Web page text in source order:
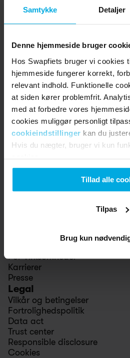
Samtykke Detaljer
Denne hjemmeside bruger
Hos Swapfiets bruger vi cookies
hjemmeside fungerer korrekt,
relevant indhold. Funktionelle
at siden kører problemfrit.
med at forbedre vores
cookies muliggør personligt
cookieindstillinger kan du
Hvis du nægter, bruger vi kun
cookies.
Tillad alle
Tilpas
Brug kun
Udforsk
Cykler
Elcykler
Prøvetur
Studierabat
Vennerabat
Fuld tyveridækning
Support
Kontakt
Vores indflydelse
For Virksomheder
Karrierer
Presse
Legal
Vilkår og betingelser
Fortrolighedspolitik
Data act
Trust center
Responsible disclosure
Cookies